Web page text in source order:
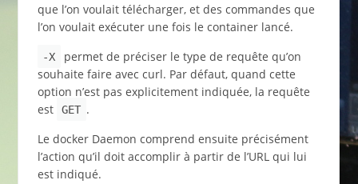
que l’on voulait télécharger, et des commandes que
l’on voulait exécuter une fois le container lancé.
-X
permet de préciser le type de requête qu’on
souhaite faire avec curl. Par défaut, quand cette
option n’est pas explicitement indiquée, la requête
est
GET .
Le docker Daemon comprend ensuite précisément
l’action qu’il doit accomplir à partir de l’URL qui lui
est indiqué.